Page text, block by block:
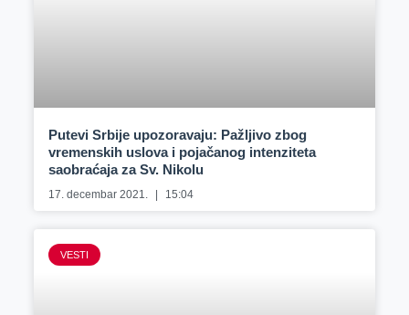
Putevi Srbije upozoravaju: Pažljivo zbog
vremenskih uslova i pojačanog intenziteta
saobraćaja za Sv. Nikolu
17. decembar 2021. 15:04
VESTI